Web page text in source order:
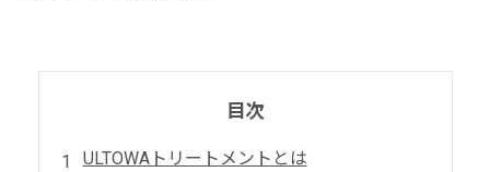
目次
ULTOWAトリートメントとは